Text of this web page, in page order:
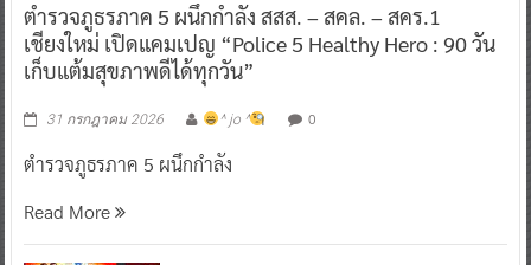
ตำรวจภูธรภาค 5 ผนึกกำลัง สสส. – สคล. – สคร.1
เชียงใหม่ เปิดแคมเปญ “Police 5 Healthy Hero : 90 วัน
เก็บแต้มสุขภาพดีได้ทุกวัน”
31 กรกฎาคม 2026 ^ jo ^ 0
ตำรวจภูธรภาค 5 ผนึกกำลัง
Read More